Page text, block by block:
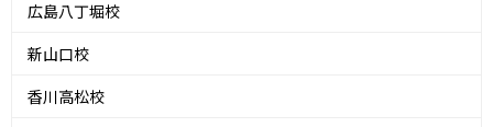
広島八丁堀校
新山口校
香川高松校